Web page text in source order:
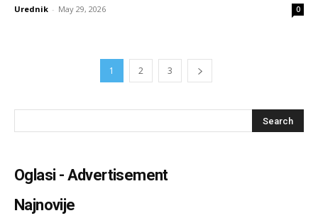
Urednik - May 29, 2026 0
1 2 3
Oglasi - Advertisement
Najnovije